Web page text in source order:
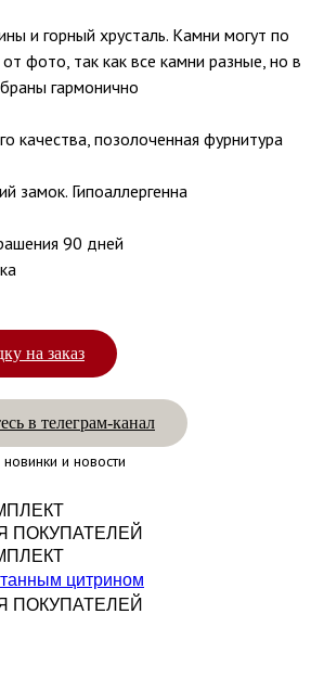
и горный хрусталь. Камни могут по
фото, так как все камни разные, но в
гармонично
качества, позолоченная фурнитура
замок. Гипоаллергенна
90 дней
на заказ
в телеграм-канал
и новости
ПОКУПАТЕЛЕЙ
цитрином
ПОКУПАТЕЛЕЙ